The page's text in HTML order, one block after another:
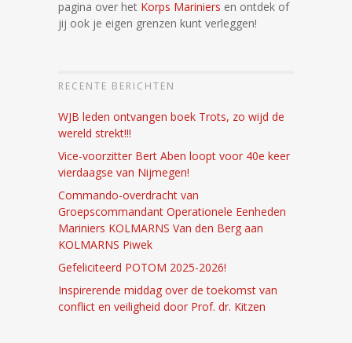
pagina over het Korps Mariniers en ontdek of
jij ook je eigen grenzen kunt verleggen!
RECENTE BERICHTEN
WJB leden ontvangen boek Trots, zo wijd de
wereld strekt!!!
Vice-voorzitter Bert Aben loopt voor 40e keer
vierdaagse van Nijmegen!
Commando-overdracht van
Groepscommandant Operationele Eenheden
Mariniers KOLMARNS Van den Berg aan
KOLMARNS Piwek
Gefeliciteerd POTOM 2025-2026!
Inspirerende middag over de toekomst van
conflict en veiligheid door Prof. dr. Kitzen